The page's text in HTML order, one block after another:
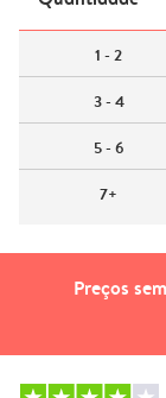
Preços
1 - 2
3 - 4
5 - 6
7+